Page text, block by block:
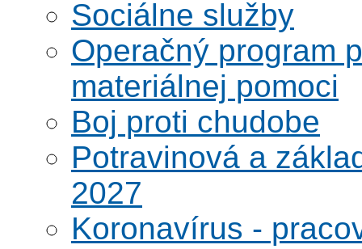
Sociálne služby
Operačný program
materiálnej pomoci
Boj proti chudobe
Potravinová a
2027
Koronavírus -